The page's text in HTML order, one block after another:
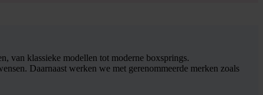
van klassieke modellen tot moderne boxsprings.
Daarnaast werken we met gerenommeerde merken zoals